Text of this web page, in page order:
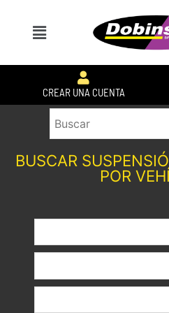
contenido
Menú
CREAR UNA CUENTA
BUSCAR
POR